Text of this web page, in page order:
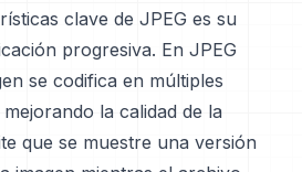
clave de JPEG es su
progresiva. En JPEG
se codifica en múltiples
la calidad de la
que se muestre una versión